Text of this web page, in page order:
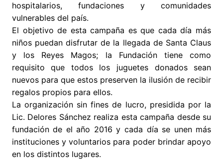
hospitalarios, fundaciones y comunidades
vulnerables del país.
El objetivo de esta campaña es que cada día más
niños puedan disfrutar de la llegada de Santa Claus
y los Reyes Magos; la Fundación tiene como
requisito que todos los juguetes donados sean
nuevos para que estos preserven la ilusión de recibir
regalos propios para ellos.
La organización sin fines de lucro, presidida por la
Lic. Delores Sánchez realiza esta campaña desde su
fundación de el año 2016 y cada día se unen más
instituciones y voluntarios para poder brindar apoyo
en los distintos lugares.